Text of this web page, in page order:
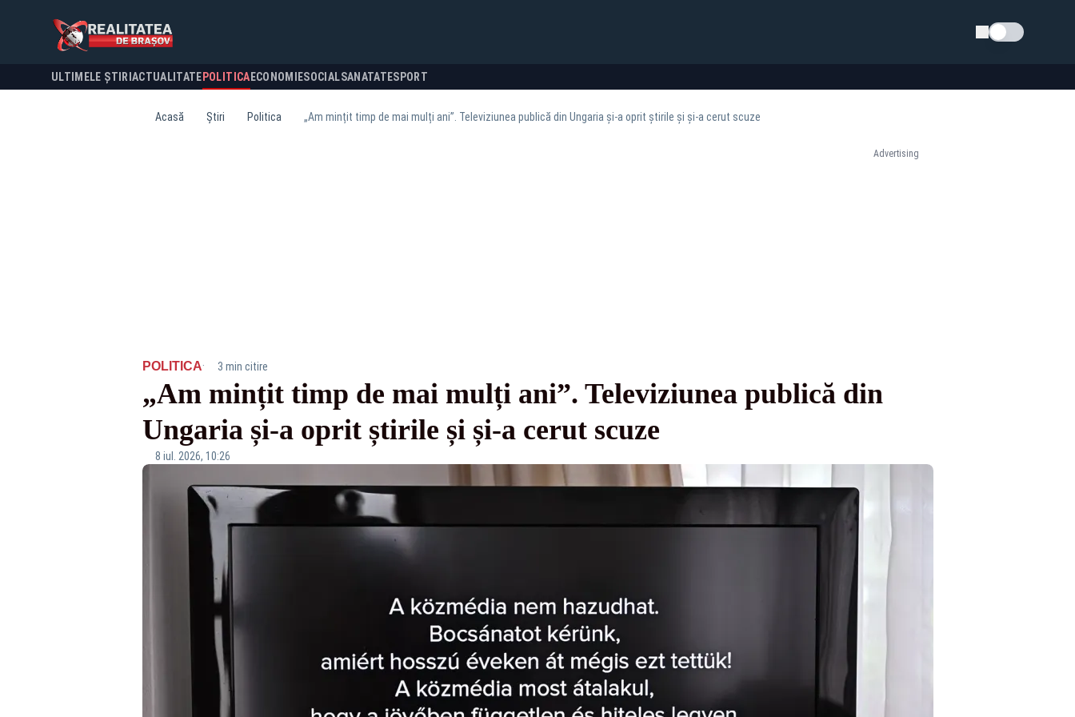
Schimba tema
ULTIMELE ȘTIRI ACTUALITATE POLITICA ECONOMIESOCIALSANATATESPORT
Acasă Știri Politica „Am mințit timp de mai mulți ani”. Televiziunea publică din Ungaria și-a oprit știrile și și-a cerut scuze
Advertising
POLITICA· 3 min citire
„Am mințit timp de mai mulți ani”. Televiziunea publică din
Ungaria și-a oprit știrile și și-a cerut scuze
8 iul. 2026, 10:26